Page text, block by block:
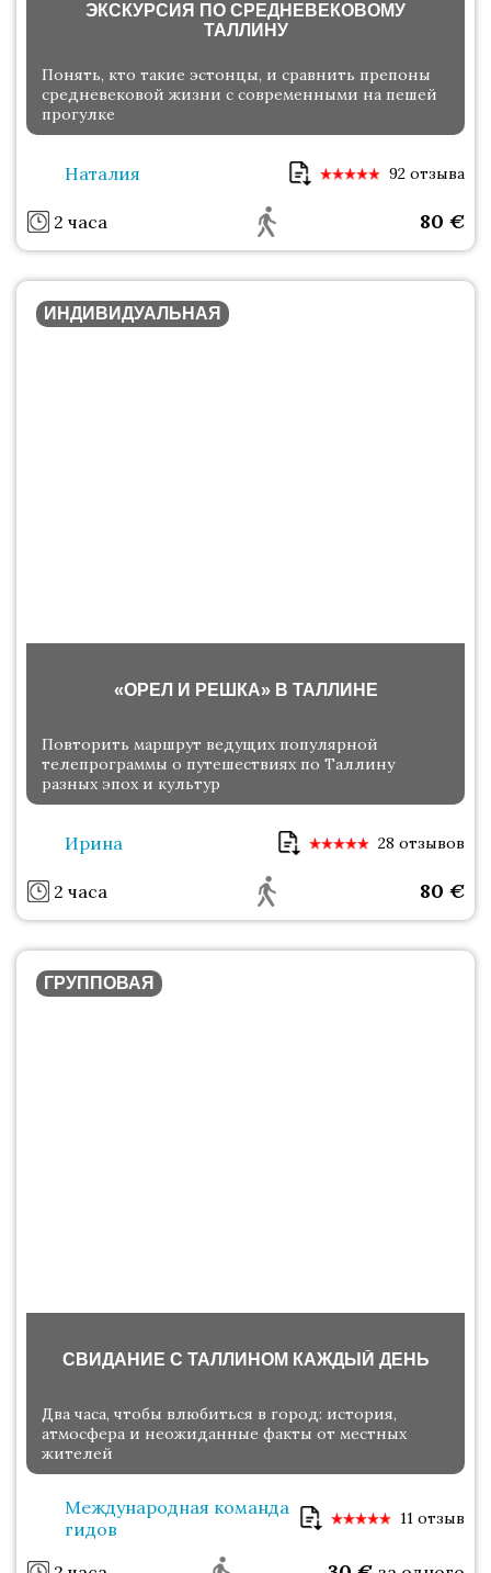
ЭКСКУРСИЯ ПО СРЕДНЕВЕКОВОМУ
ТАЛЛИНУ
Понять, кто такие эстонцы, и сравнить препоны
средневековой жизни с современными на пешей
прогулке
Наталия 92 отзыва
2 часа 80 €
ИНДИВИДУАЛЬНАЯ
«ОРЕЛ И РЕШКА» В ТАЛЛИНЕ
Повторить маршрут ведущих популярной
телепрограммы о путешествиях по Таллину
разных эпох и культур
Ирина 28 отзывов
2 часа 80 €
ГРУППОВАЯ
СВИДАНИЕ С ТАЛЛИНОМ КАЖДЫЙ ДЕНЬ
Два часа, чтобы влюбиться в город: история,
атмосфера и неожиданные факты от местных
жителей
Международная команда
гидов
11 отзыв